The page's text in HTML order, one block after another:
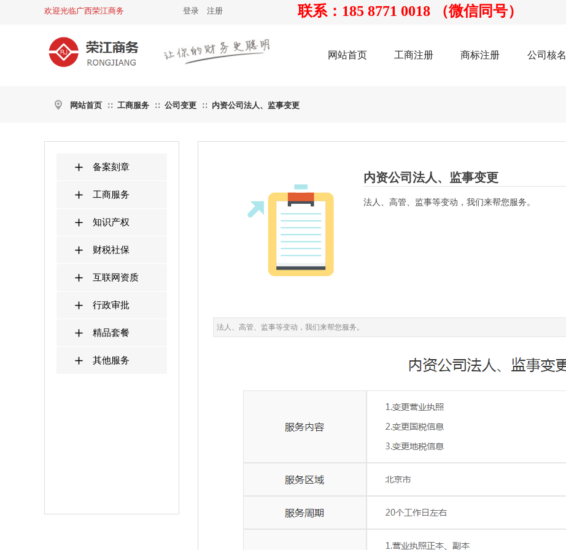
欢迎光临广西荣江商务 登录 注册 联系：185 8771 0018 （微信同号）
网站首页 工商注册 商标注册 公司核名
网站首页 ∷ 工商服务 ∷ 公司变更 ∷ 内资公司法人、监事变更
内资公司法人、监事变更
法人、高管、监事等变动，我们来帮您服务。
法人、高管、监事等变动，我们来帮您服务。
备案刻章
工商服务
知识产权
财税社保
互联网资质
行政审批
精品套餐
其他服务